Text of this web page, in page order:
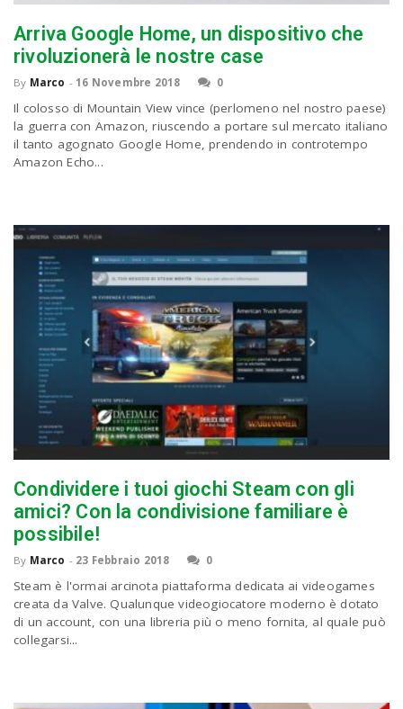
Arriva Google Home, un dispositivo che
rivoluzionerà le nostre case
By Marco - 16 Novembre 2018 0
Il colosso di Mountain View vince (perlomeno nel nostro paese)
la guerra con Amazon, riuscendo a portare sul mercato italiano
il tanto agognato Google Home, prendendo in controtempo
Amazon Echo...
Condividere i tuoi giochi Steam con gli
amici? Con la condivisione familiare è
possibile!
By Marco - 23 Febbraio 2018 0
Steam è l'ormai arcinota piattaforma dedicata ai videogames
creata da Valve. Qualunque videogiocatore moderno è dotato
di un account, con una libreria più o meno fornita, al quale può
collegarsi...